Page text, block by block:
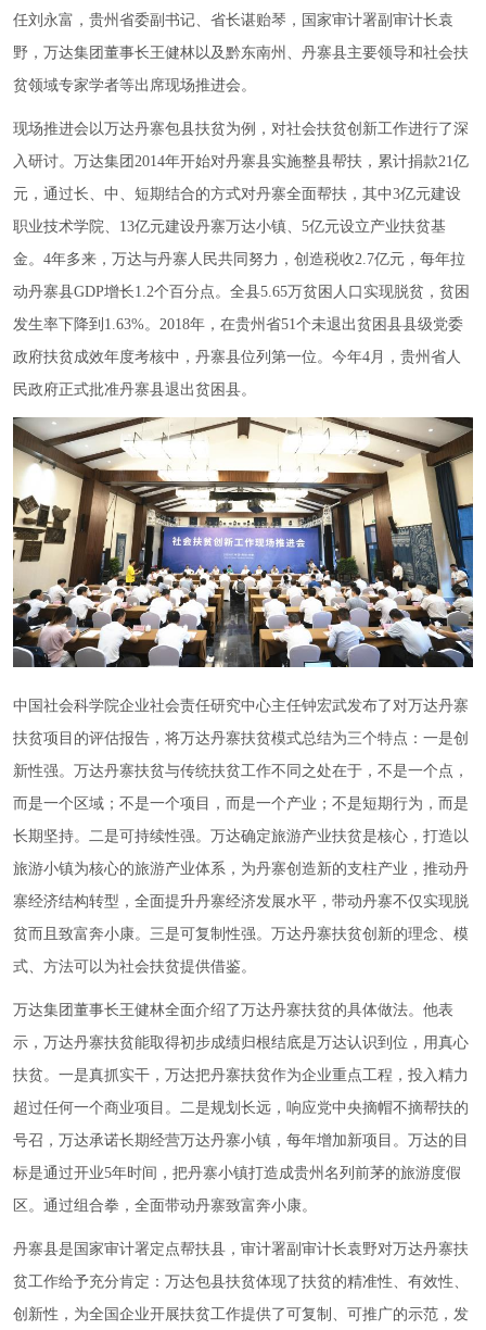
任刘永富，贵州省委副书记、省长谌贻琴，国家审计署副审计长袁
野，万达集团董事长王健林以及黔东南州、丹寨县主要领导和社会扶
贫领域专家学者等出席现场推进会。
现场推进会以万达丹寨包县扶贫为例，对社会扶贫创新工作进行了深
入研讨。万达集团2014年开始对丹寨县实施整县帮扶，累计捐款21亿
元，通过长、中、短期结合的方式对丹寨全面帮扶，其中3亿元建设
职业技术学院、13亿元建设丹寨万达小镇、5亿元设立产业扶贫基
金。4年多来，万达与丹寨人民共同努力，创造税收2.7亿元，每年拉
动丹寨县GDP增长1.2个百分点。全县5.65万贫困人口实现脱贫，贫困
发生率下降到1.63%。2018年，在贵州省51个未退出贫困县县级党委
政府扶贫成效年度考核中，丹寨县位列第一位。今年4月，贵州省人
民政府正式批准丹寨县退出贫困县。
中国社会科学院企业社会责任研究中心主任钟宏武发布了对万达丹寨
扶贫项目的评估报告，将万达丹寨扶贫模式总结为三个特点：一是创
新性强。万达丹寨扶贫与传统扶贫工作不同之处在于，不是一个点，
而是一个区域；不是一个项目，而是一个产业；不是短期行为，而是
长期坚持。二是可持续性强。万达确定旅游产业扶贫是核心，打造以
旅游小镇为核心的旅游产业体系，为丹寨创造新的支柱产业，推动丹
寨经济结构转型，全面提升丹寨经济发展水平，带动丹寨不仅实现脱
贫而且致富奔小康。三是可复制性强。万达丹寨扶贫创新的理念、模
式、方法可以为社会扶贫提供借鉴。
万达集团董事长王健林全面介绍了万达丹寨扶贫的具体做法。他表
示，万达丹寨扶贫能取得初步成绩归根结底是万达认识到位，用真心
扶贫。一是真抓实干，万达把丹寨扶贫作为企业重点工程，投入精力
超过任何一个商业项目。二是规划长远，响应党中央摘帽不摘帮扶的
号召，万达承诺长期经营万达丹寨小镇，每年增加新项目。万达的目
标是通过开业5年时间，把丹寨小镇打造成贵州名列前茅的旅游度假
区。通过组合拳，全面带动丹寨致富奔小康。
丹寨县是国家审计署定点帮扶县，审计署副审计长袁野对万达丹寨扶
贫工作给予充分肯定：万达包县扶贫体现了扶贫的精准性、有效性、
创新性，为全国企业开展扶贫工作提供了可复制、可推广的示范，发